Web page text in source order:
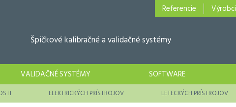
Referencie Výrobci
Špičkové kalibračné a validačné systémy
ELEKTRICKÝCH PRÍSTROJOV LETECKÝCH PRÍSTROJOV
VALIDAČNÉ SYSTÉMY SOFTWARE